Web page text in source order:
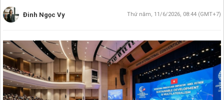
Đinh Ngọc Vy Thứ năm, 11/6/2026, 08:44 (GMT+7)